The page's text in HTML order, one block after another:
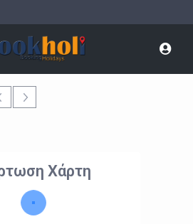
Χάρτη